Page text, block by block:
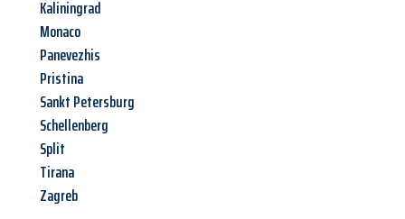
Kaliningrad
Monaco
Panevezhis
Pristina
Sankt Petersburg
Schellenberg
Split
Tirana
Zagreb